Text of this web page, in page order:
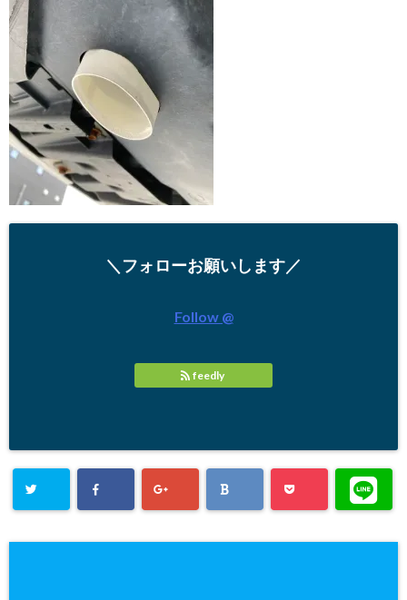
＼フォローお願いします／
Follow @
feedly